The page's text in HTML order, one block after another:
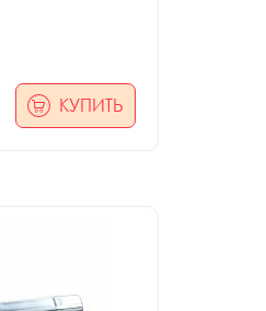
КУПИТЬ